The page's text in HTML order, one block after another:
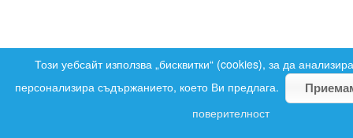
Този уебсайт използва „бисквитки“ (cookies), за да
персонализира съдържанието, което Ви предлага.
поверителност